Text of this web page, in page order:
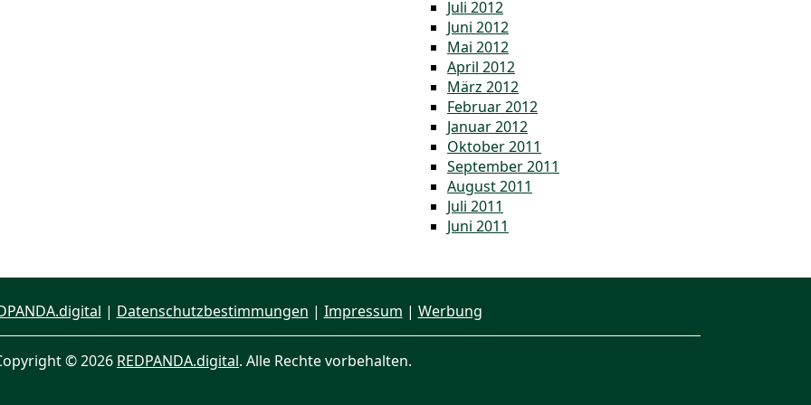
Juli 2012
Juni 2012
Mai 2012
April 2012
März 2012
Februar 2012
Januar 2012
Oktober 2011
September 2011
August 2011
Juli 2011
Juni 2011
| Datenschutzbestimmungen | Impressum | Werbung
© 2026 REDPANDA.digital. Alle Rechte vorbehalten.